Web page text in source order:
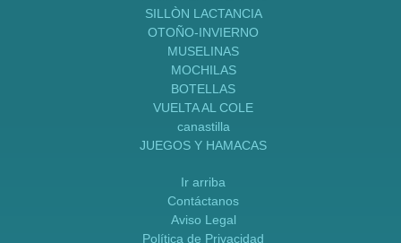
SILLÒN LACTANCIA
OTOÑO-INVIERNO
MUSELINAS
MOCHILAS
BOTELLAS
VUELTA AL COLE
canastilla
JUEGOS Y HAMACAS
Ir arriba
Contáctanos
Aviso Legal
Política de Privacidad